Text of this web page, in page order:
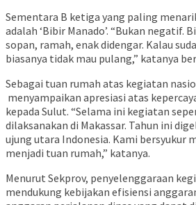
Sementara B ketiga yang paling
adalah ‘Bibir Manado’. “Bukan negatif.
sopan, ramah, enak didengar. Kalau
biasanya tidak mau pulang,” katanya
Sebagai tuan rumah atas kegiatan
menyampaikan apresiasi atas
kepada Sulut. “Selama ini kegiatan
dilaksanakan di Makassar. Tahun ini
ujung utara Indonesia. Kami bersyukur
menjadi tuan rumah,” katanya.
Menurut Sekprov, penyelenggaraan
mendukung kebijakan efisiensi